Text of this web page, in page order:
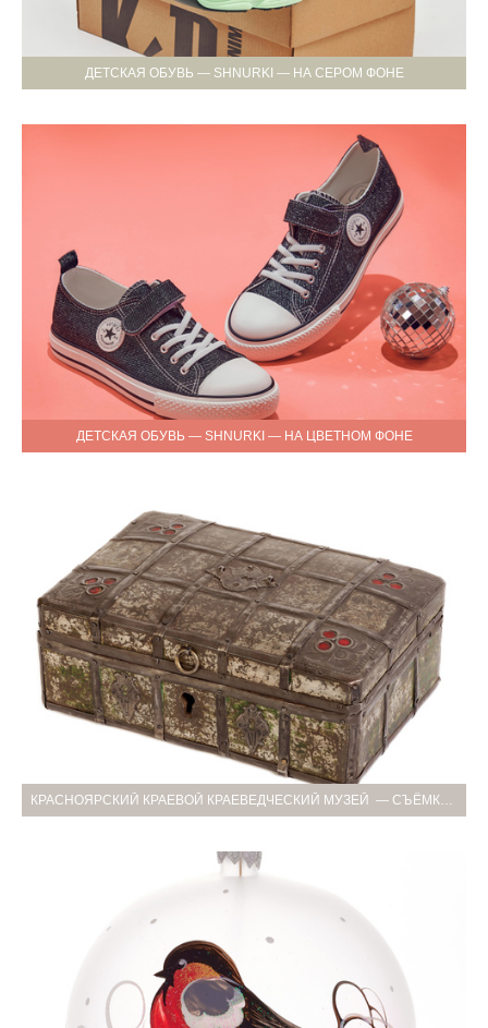
ДЕТСКАЯ ОБУВЬ — SHNURKI — НА СЕРОМ ФОНЕ
ДЕТСКАЯ ОБУВЬ — SHNURKI — НА ЦВЕТНОМ ФОНЕ
КРАСНОЯРСКИЙ КРАЕВОЙ КРАЕВЕДЧЕСКИЙ МУЗЕЙ — СЪЁМКА АНТИКВАРИАТА